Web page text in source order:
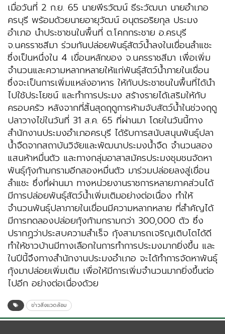
เมื่อวันที่ 2 ก.ย. 65 นายพีรวัฒน์ ธีระวัฒนา นายอำเภอ
ครบุรี พร้อมด้วยนายอายุวัฒน์ อนุตรอริยกุล ประมง
อำเภอ นำประชาชนในพื้นที่ ต.โคกกระชาย อ.ครบุรี
จ.นครราชสีมา ร่วมกันปล่อยพันธุ์สัตว์น้ำลงในเขื่อนลำแชะ
ซึ่งเป็นหนึ่งใน 4 เขื่อนหลักของ จ.นครราชสีมา เพื่อเพิ่ม
จำนวนและความหลากหลายให้แก่พันธุ์สัตว์น้ำภายในเขื่อน
ซึ่งจะเป็นการเพิ่มแหล่งอาหาร ให้กับประชาชนในพื้นที่ได้นำ
ไปใช้ประโยชน์ และทำการประมง สร้างรายได้เสริมให้กับ
ครอบครัว หลังจากที่สิ้นสุดฤดูการห้ามจับสัตว์น้ำในช่วงฤดู
ปลาวางไข่ในวันที่ 31 ส.ค. 65 ที่ผ่านมา โดยในวันนี้ทาง
สำนักงานประมงอำเภอครบุรี ได้รับการสนับสนุนพันธุ์ปลา
น้ำจืดจากสถาบันวิจัยและพัฒนาประมงน้ำจืด จำนวนสอง
แสนห้าหมื่นตัว และทางกลุ่มอาสาสมัครประมงชุมชนจัดหา
พันธุ์กุ้งก้ามกรามอีกสองหมื่นตัว มาร่วมปล่อยลงสู่เขื่อน
ลำแชะ ซึ่งที่ผ่านมา ทางหน่วยงานราชการหลายภาคส่วนได้
มีการปล่อยพันธุ์สัตว์น้ำเพิ่มเติมอย่างต่อเนื่อง ทำให้
จำนวนพันธุ์ปลาภายในเขื่อนมีความหลากหลาย ที่สำคัญได้
มีการทดลองปล่อยกุ้งก้ามกรามกว่า 300,000 ตัว ซึ่ง
ปรากฏว่าประสบความสำเร็จ กุ้งสามารถเจริญเติบโตได้ดี
ทำให้ชาวบ้านมีทางเลือกในการทำการประมงมากยิ่งขึ้น และ
ในปีนี้จึงทางสำนักงานประมงอำเภอ จะได้ทำการจัดหาพันธุ์
กุ้งมาปล่อยเพิ่มเติม เพื่อให้มีการเพิ่มจำนวนมากยิ่งขึ้นต่อ
ไปอีก อย่างต่อเนื่องด้วย
ข่าวสิ่งแวดล้อม